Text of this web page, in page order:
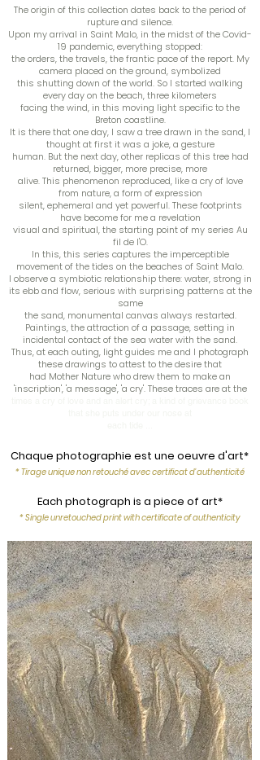
The origin of this collection dates back to the period of
rupture and silence.
Upon my arrival in Saint Malo, in the midst of the Covid-
19 pandemic, everything stopped:
the orders, the travels, the frantic pace of the report. My
camera placed on the ground, symbolized
this shutting down of the world. So I started walking
every day on the beach, three kilometers
facing the wind, in this moving light specific to the
Breton coastline.
It is there that one day, I saw a tree drawn in the sand, I
thought at first it was a joke, a gesture
human. But the next day, other replicas of this tree had
returned, bigger, more precise, more
alive. This phenomenon reproduced, like a cry of love
from nature, a form of expression
silent, ephemeral and yet powerful. These footprints
have become for me a revelation
visual and spiritual, the starting point of my series Au
fil de l'O.
In this, this series captures the imperceptible
movement of the tides on the beaches of Saint Malo.
I observe a symbiotic relationship there: water, strong in
its ebb and flow, serious with surprising patterns at the
same
the sand, monumental canvas always restarted.
Paintings, the attraction of a passage, setting in
incidental contact of the sea water with the sand.
Thus, at each outing, light guides me and I photograph
these drawings to attest to the desire that
had Mother Nature who drew them to make an
'inscription', 'a message', 'a cry'. These traces are at the
Chaque photographie est une oeuvre d'art*
* Tirage unique non retouché avec certificat d'authenticité
Each photograph is a piece of art*
* Single unretouched print with certificate of authenticity​